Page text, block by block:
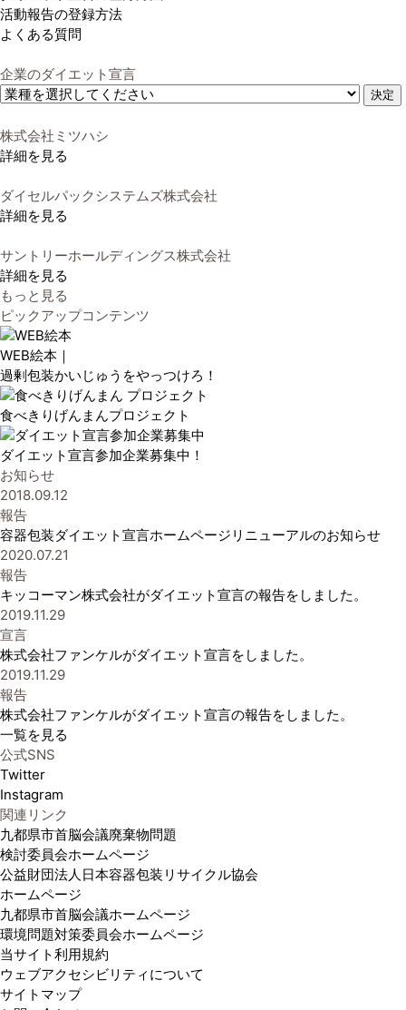
活動報告の登録方法
よくある質問
企業のダイエット宣言
決定
株式会社ミツハシ
詳細を見る
ダイセルパックシステムズ株式会社
詳細を見る
サントリーホールディングス株式会社
詳細を見る
もっと見る
ピックアップコンテンツ
WEB絵本｜
過剰包装かいじゅうをやっつけろ！
食べきりげんまんプロジェクト
ダイエット宣言参加企業募集中！
お知らせ
2018.09.12
報告
容器包装ダイエット宣言ホームページリニューアルのお知らせ
2020.07.21
報告
キッコーマン株式会社がダイエット宣言の報告をしました。
2019.11.29
宣言
株式会社ファンケルがダイエット宣言をしました。
2019.11.29
報告
株式会社ファンケルがダイエット宣言の報告をしました。
一覧を見る
公式SNS
Twitter
Instagram
関連リンク
九都県市首脳会議廃棄物問題
検討委員会ホームページ
公益財団法人日本容器包装リサイクル協会
ホームページ
九都県市首脳会議ホームページ
環境問題対策委員会ホームページ
当サイト利用規約
ウェブアクセシビリティについて
サイトマップ